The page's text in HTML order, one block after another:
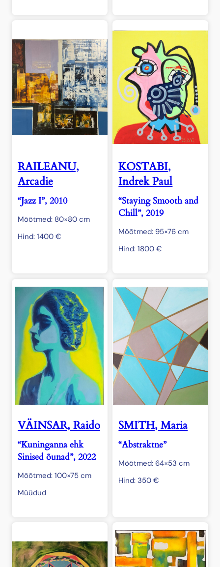
RAILEANU,
Arcadie
“Jazz I”, 2010
Mõõtmed: 80×80 cm
Hind: 1400 €
KOSTABI,
Indrek Paul
“Staying Smooth and
Chill”, 2019
Mõõtmed: 95×76 cm
Hind:1800€
VÄINSAR, Raido
“Kuninganna ehk
Sinised õunad”, 2022
Mõõtmed: 100×75 cm
Müüdud
SMITH, Maria
“Abstraktne”
Mõõtmed: 64×53 cm
Hind:350€